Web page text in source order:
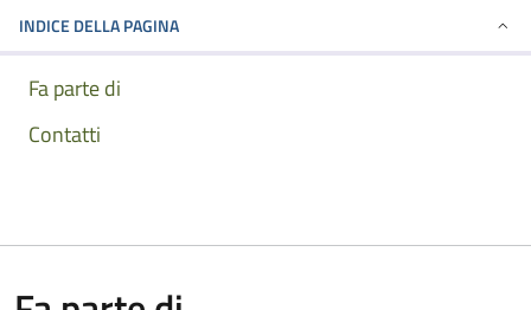
INDICE DELLA PAGINA
Fa parte di
Contatti